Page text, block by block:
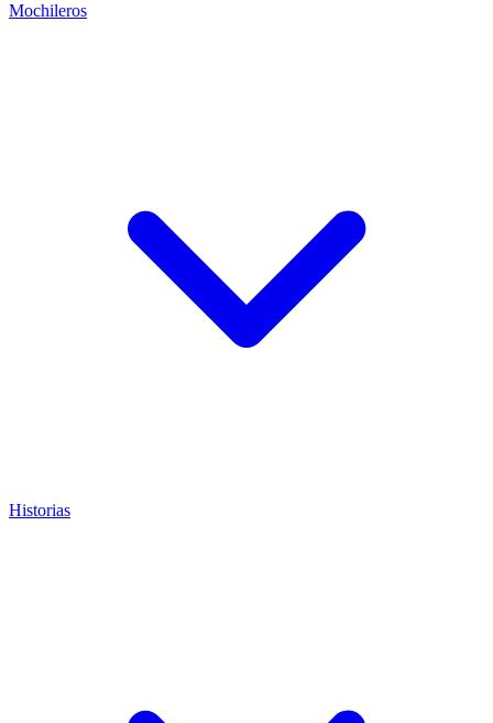
Mochileros
Historias